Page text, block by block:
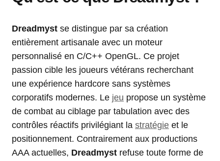
Dreadmyst se distingue par sa création
entièrement artisanale avec un moteur
personnalisé en C/C++ OpenGL. Ce projet
passion cible les joueurs vétérans recherchant
une expérience hardcore sans systèmes
corporatifs modernes. Le jeu propose un système
de combat au ciblage par tabulation avec des
contrôles réactifs privilégiant la stratégie et le
positionnement. Contrairement aux productions
AAA actuelles, Dreadmyst refuse toute forme de